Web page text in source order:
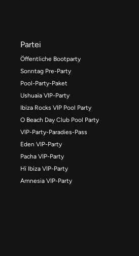
Partei
Öffentliche Bootparty
Sonntag Pre-Party
Pool-Party-Paket
Ushuaïa VIP-Party
Ibiza Rocks VIP Pool Party
O Beach Day Club Pool Party
VIP-Party-Paradies-Pass
Eden VIP-Party
Pacha VIP-Party
Hï Ibiza VIP-Party
Amnesia VIP-Party